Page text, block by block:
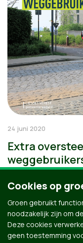
24 juni 2020
Extra
Cookies op
Groen gebruikt
noodzakelijk zijn om
Deze cookies
geen toestemming